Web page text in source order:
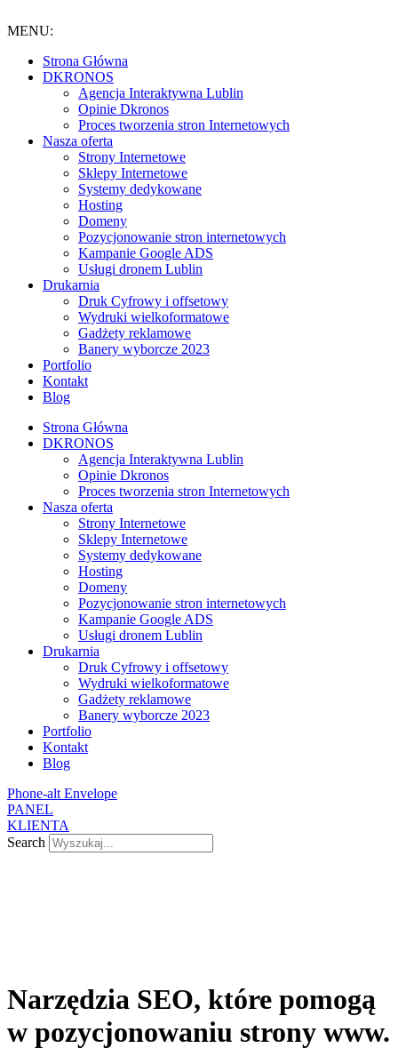
do
MENU:
Strona Główna
DKRONOS
️Agencja Interaktywna Lublin
Opinie Dkronos
Proces tworzenia stron Internetowych
Nasza oferta
Strony Internetowe
Sklepy Internetowe
Systemy dedykowane
Hosting
Domeny
Pozycjonowanie stron internetowych
Kampanie Google ADS
Usługi dronem Lublin
Drukarnia
Druk Cyfrowy i offsetowy
Wydruki wielkoformatowe
Gadżety reklamowe
Banery wyborcze 2023
Portfolio
Kontakt
Blog
Strona Główna
DKRONOS
️Agencja Interaktywna Lublin
Opinie Dkronos
Proces tworzenia stron Internetowych
Nasza oferta
Strony Internetowe
Sklepy Internetowe
Systemy dedykowane
Hosting
Domeny
Pozycjonowanie stron internetowych
Kampanie Google ADS
Usługi dronem Lublin
Drukarnia
Druk Cyfrowy i offsetowy
Wydruki wielkoformatowe
Gadżety reklamowe
Banery wyborcze 2023
Portfolio
Kontakt
Blog
Phone-alt Envelope
PANEL
KLIENTA
Search
Narzędzia SEO, które pomogą
w pozycjonowaniu strony www.